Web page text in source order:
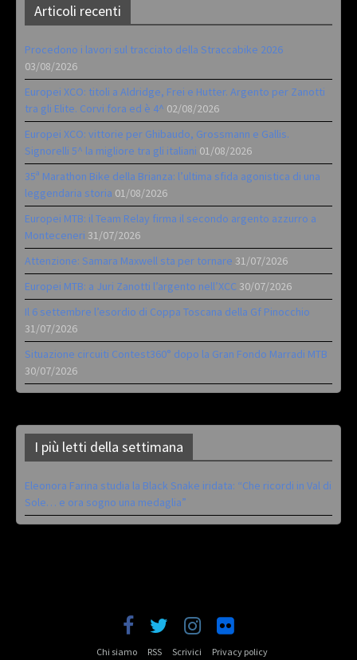
Articoli recenti
Procedono i lavori sul tracciato della Straccabike 2026
03/08/2026
Europei XCO: titoli a Aldridge, Frei e Hutter. Argento per Zanotti
tra gli Elite. Corvi fora ed è 4^ 02/08/2026
Europei XCO: vittorie per Ghibaudo, Grossmann e Gallis.
Signorelli 5^ la migliore tra gli italiani 01/08/2026
35ª Marathon Bike della Brianza: l’ultima sfida agonistica di una
leggendaria storia 01/08/2026
Europei MTB: il Team Relay firma il secondo argento azzurro a
Monteceneri 31/07/2026
Attenzione: Samara Maxwell sta per tornare 31/07/2026
Europei MTB: a Juri Zanotti l’argento nell’XCC 30/07/2026
Il 6 settembre l’esordio di Coppa Toscana della Gf Pinocchio
31/07/2026
Situazione circuiti Contest360° dopo la Gran Fondo Marradi MTB
30/07/2026
I più letti della settimana
Eleonora Farina studia la Black Snake iridata: “Che ricordi in Val di
Sole… e ora sogno una medaglia”
Chi siamo RSS Scrivici Privacy policy